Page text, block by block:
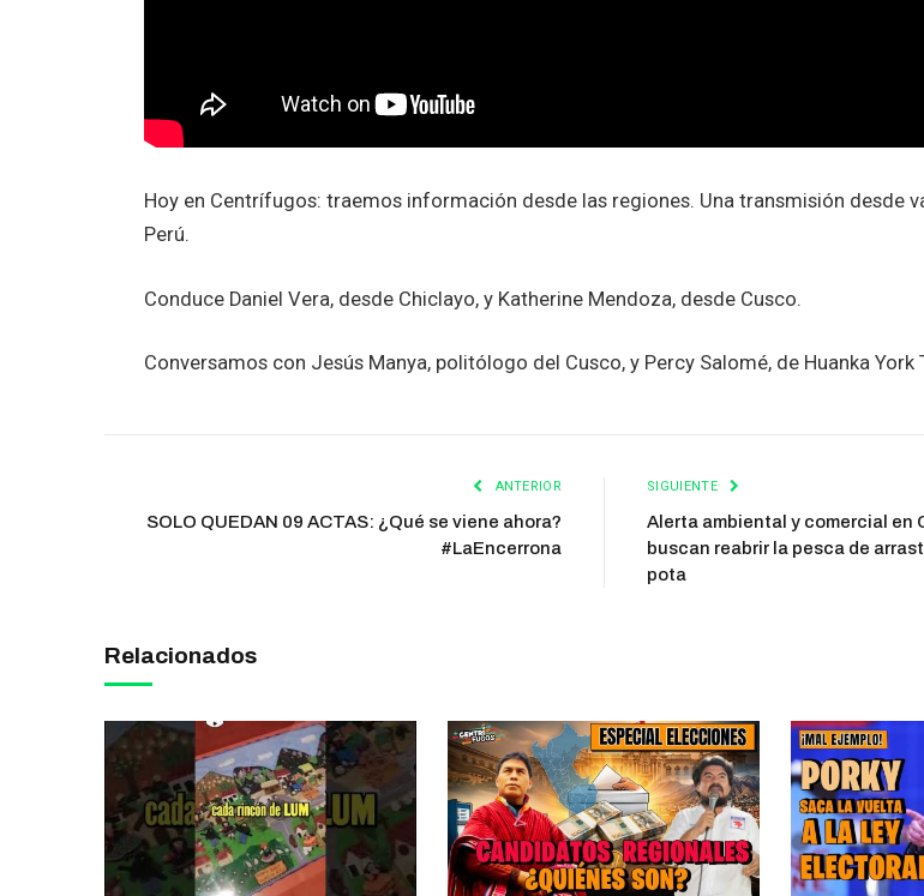
Hoy en Centrífugos: traemos información desde las regiones. Una transmisión desde
Perú.
Conduce Daniel Vera, desde Chiclayo, y Katherine Mendoza, desde Cusco.
Conversamos con Jesús Manya, politólogo del Cusco, y Percy Salomé, de Huanka York
ANTERIOR
SOLO QUEDAN 09 ACTAS: ¿Qué se viene ahora?
#LaEncerrona
SIGUIENTE
Alerta ambiental y comercial en
buscan reabrir la pesca de
pota
Relacionados